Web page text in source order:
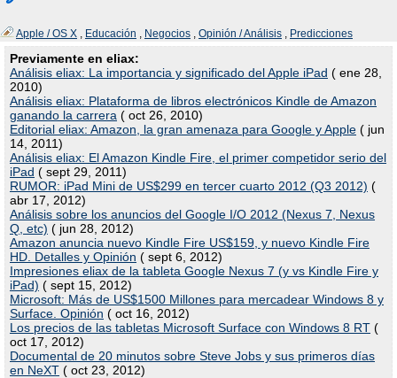
Apple / OS X , Educación , Negocios , Opinión / Análisis , Predicciones
Previamente en eliax:
Análisis eliax: La importancia y significado del Apple iPad ( ene 28,
2010)
Análisis eliax: Plataforma de libros electrónicos Kindle de Amazon
ganando la carrera ( oct 26, 2010)
Editorial eliax: Amazon, la gran amenaza para Google y Apple ( jun
14, 2011)
Análisis eliax: El Amazon Kindle Fire, el primer competidor serio del
iPad ( sept 29, 2011)
RUMOR: iPad Mini de US$299 en tercer cuarto 2012 (Q3 2012) (
abr 17, 2012)
Análisis sobre los anuncios del Google I/O 2012 (Nexus 7, Nexus
Q, etc) ( jun 28, 2012)
Amazon anuncia nuevo Kindle Fire US$159, y nuevo Kindle Fire
HD. Detalles y Opinión ( sept 6, 2012)
Impresiones eliax de la tableta Google Nexus 7 (y vs Kindle Fire y
iPad) ( sept 15, 2012)
Microsoft: Más de US$1500 Millones para mercadear Windows 8 y
Surface. Opinión ( oct 16, 2012)
Los precios de las tabletas Microsoft Surface con Windows 8 RT (
oct 17, 2012)
Documental de 20 minutos sobre Steve Jobs y sus primeros días
en NeXT ( oct 23, 2012)